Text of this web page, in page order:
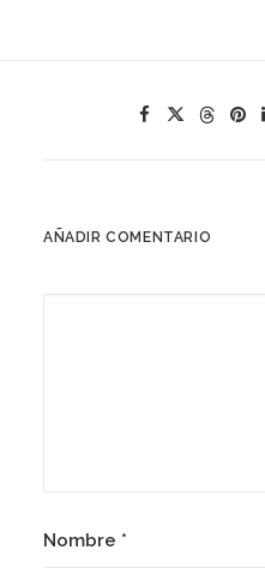
AÑADIR COMENTARIO
Nombre *